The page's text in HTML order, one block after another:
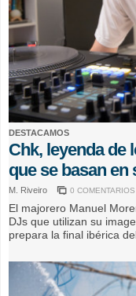
DESTACAMOS
Chk, leyenda de
que se basan en
M. Riveiro 0 COMENTARIOS
El majorero Manuel
DJs que utilizan su
prepara la final ibérica